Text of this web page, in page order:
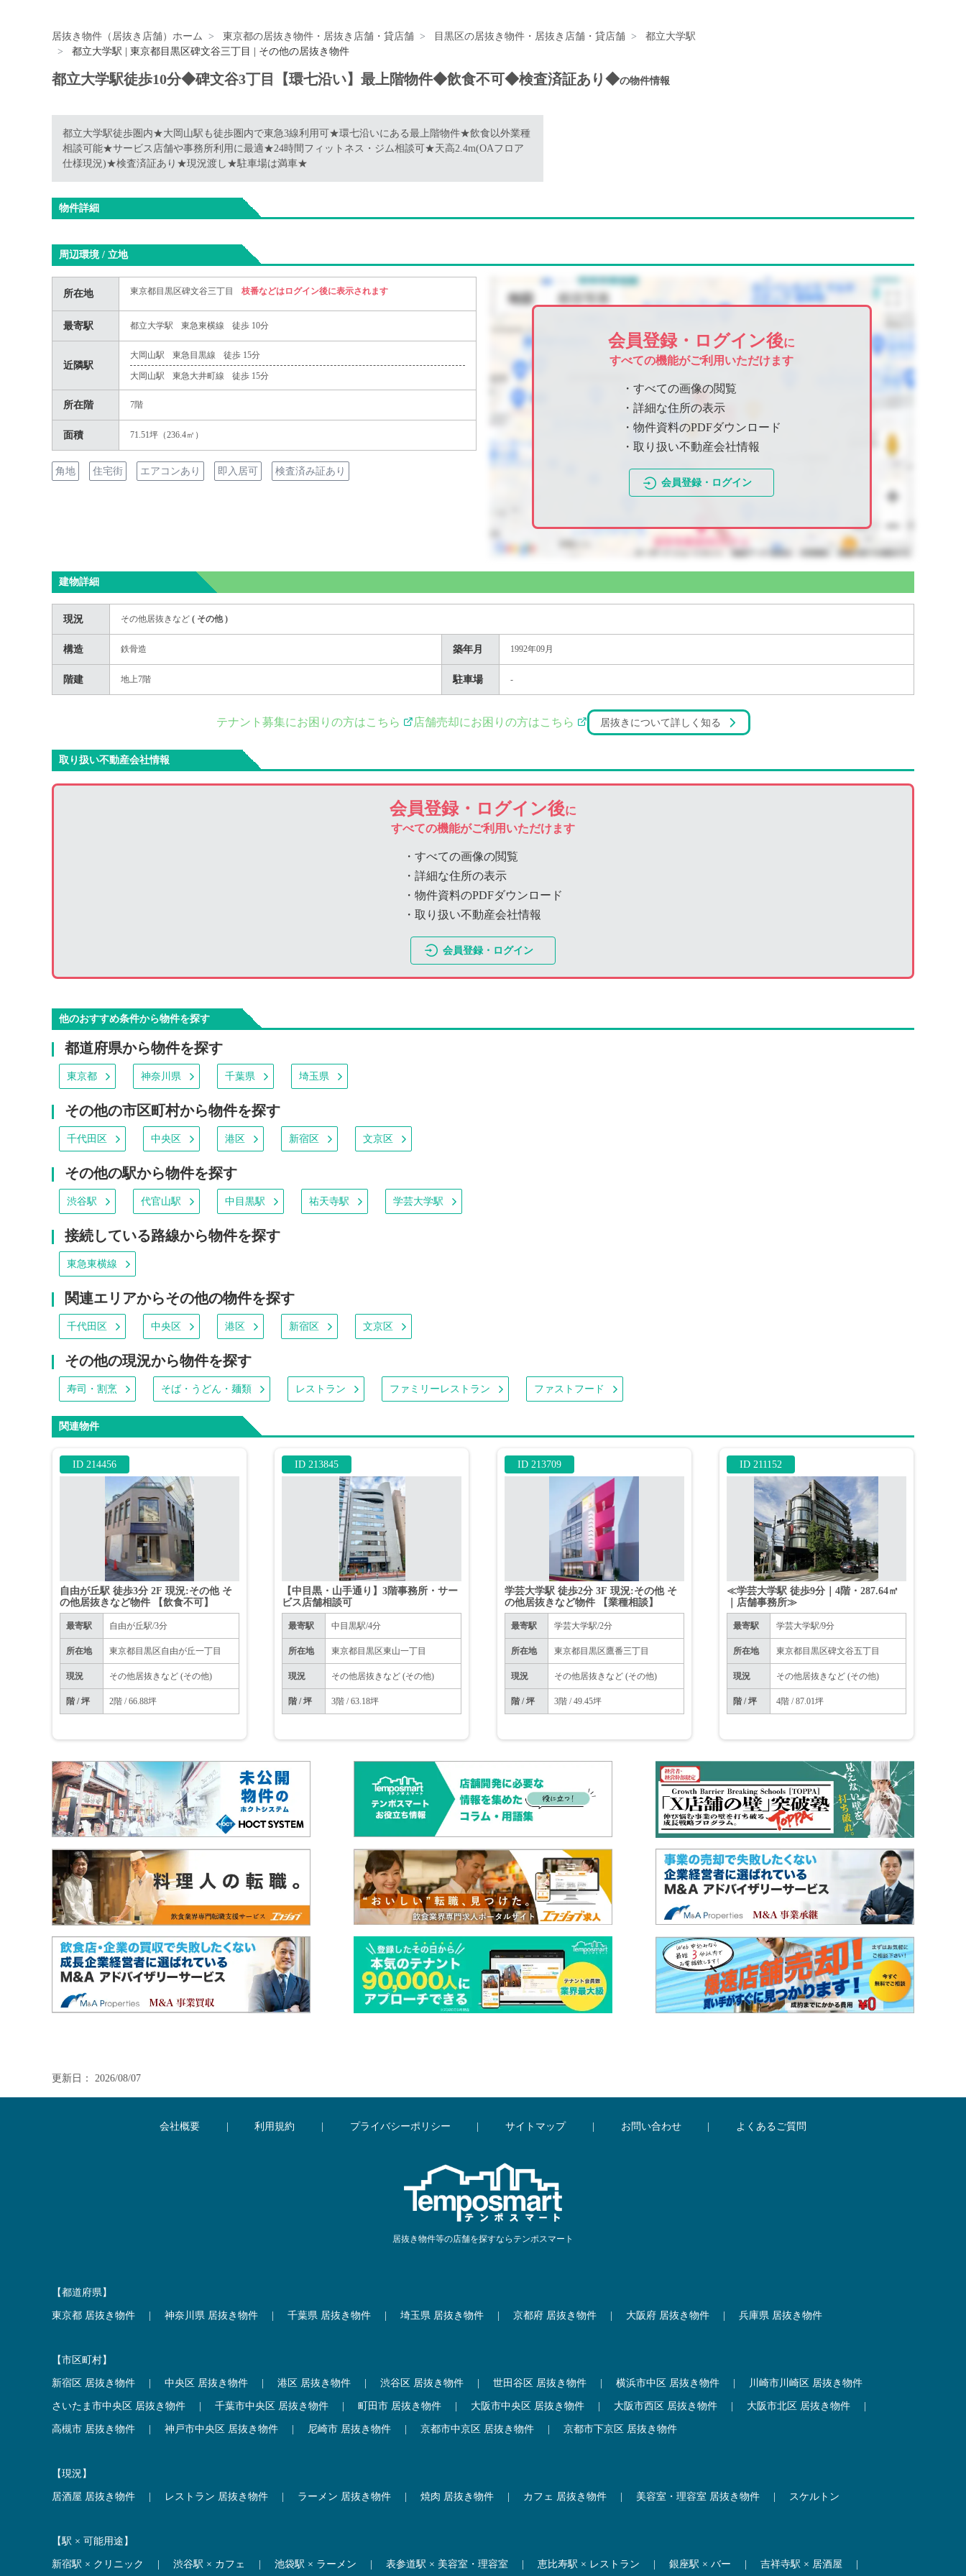
居抜き物件（居抜き店舗）ホーム 東京都の居抜き物件・居抜き店舗・貸店舗 目黒区の居抜き物件・居抜き店舗・貸店舗
都立大学駅
都立大学駅 | 東京都目黒区碑文谷三丁目 | その他の居抜き物件
都立大学駅徒歩10分◆碑文谷3丁目【環七沿い】最上階物件◆飲食不可◆検査済証あり◆の物件情報
都立大学駅徒歩圏内★大岡山駅も徒歩圏内で東急3線利用可★環七沿いにある最上階物件★飲食以外業種
相談可能★サービス店舗や事務所利用に最適★24時間フィットネス・ジム相談可★天高2.4m(OAフロア
仕様現況)★検査済証あり★現況渡し★駐車場は満車★
物件詳細
周辺環境 / 立地
所在地 東京都目黒区碑文谷三丁目 枝番などはログイン後に表示されます
最寄駅 都立大学駅 東急東横線 徒歩 10分
近隣駅
大岡山駅 東急目黒線 徒歩 15分
大岡山駅 東急大井町線 徒歩 15分
所在階 7階
面積 71.51坪（236.4㎡）
角地 住宅街 エアコンあり 即入居可 検査済み証あり
会員登録・ログイン後に
すべての機能がご利用いただけます
・すべての画像の閲覧
・詳細な住所の表示
・物件資料のPDFダウンロード
・取り扱い不動産会社情報
会員登録・ログイン
建物詳細
現況 その他居抜きなど ( その他)
構造 鉄骨造 築年月 1992年09月
階建 地上7階 駐車場 -
テナント募集にお困りの方はこちら 店舗売却にお困りの方はこちら 居抜きについて詳しく知る
取り扱い不動産会社情報
会員登録・ログイン後に
すべての機能がご利用いただけます
・すべての画像の閲覧
・詳細な住所の表示
・物件資料のPDFダウンロード
・取り扱い不動産会社情報
会員登録・ログイン
他のおすすめ条件から物件を探す
都道府県から物件を探す
東京都 神奈川県 千葉県 埼玉県
その他の市区町村から物件を探す
千代田区 中央区 港区 新宿区 文京区
その他の駅から物件を探す
渋谷駅 代官山駅 中目黒駅 祐天寺駅 学芸大学駅
接続している路線から物件を探す
東急東横線
関連エリアからその他の物件を探す
千代田区 中央区 港区 新宿区 文京区
その他の現況から物件を探す
寿司・割烹 そば・うどん・麺類 レストラン ファミリーレストラン ファストフード
関連物件
ID 214456
自由が丘駅 徒歩3分 2F 現況:その他 そ
の他居抜きなど物件 【飲食不可】
最寄駅 自由が丘駅/3分
所在地 東京都目黒区自由が丘一丁目
現況 その他居抜きなど (その他)
階 / 坪 2階 / 66.88坪
ID 213845
【中目黒・山手通り】3階事務所・サー
ビス店舗相談可
最寄駅 中目黒駅/4分
所在地 東京都目黒区東山一丁目
現況 その他居抜きなど (その他)
階 / 坪 3階 / 63.18坪
ID 213709
学芸大学駅 徒歩2分 3F 現況:その他 そ
の他居抜きなど物件 【業種相談】
最寄駅 学芸大学駅/2分
所在地 東京都目黒区鷹番三丁目
現況 その他居抜きなど (その他)
階 / 坪 3階 / 49.45坪
ID 211152
≪学芸大学駅 徒歩9分｜4階・287.64㎡
｜店舗事務所≫
最寄駅 学芸大学駅/9分
所在地 東京都目黒区碑文谷五丁目
現況 その他居抜きなど (その他)
階 / 坪 4階 / 87.01坪
更新日： 2026/08/07
会社概要 利用規約 プライバシーポリシー サイトマップ お問い合わせ よくあるご質問
居抜き物件等の店舗を探すならテンポスマート
【都道府県】
東京都 居抜き物件 神奈川県 居抜き物件 千葉県 居抜き物件 埼玉県 居抜き物件 京都府 居抜き物件 大阪府 居抜き物件 兵庫県 居抜き物件
【市区町村】
新宿区 居抜き物件 中央区 居抜き物件 港区 居抜き物件 渋谷区 居抜き物件 世田谷区 居抜き物件 横浜市中区 居抜き物件 川崎市川崎区 居抜き物件
さいたま市中央区 居抜き物件 千葉市中央区 居抜き物件 町田市 居抜き物件 大阪市中央区 居抜き物件 大阪市西区 居抜き物件 大阪市北区 居抜き物件
高槻市 居抜き物件 神戸市中央区 居抜き物件 尼崎市 居抜き物件 京都市中京区 居抜き物件 京都市下京区 居抜き物件
【現況】
居酒屋 居抜き物件 レストラン 居抜き物件 ラーメン 居抜き物件 焼肉 居抜き物件 カフェ 居抜き物件 美容室・理容室 居抜き物件 スケルトン
【駅 × 可能用途】
新宿駅 × クリニック 渋谷駅 × カフェ 池袋駅 × ラーメン 表参道駅 × 美容室・理容室 恵比寿駅 × レストラン 銀座駅 × バー 吉祥寺駅 × 居酒屋